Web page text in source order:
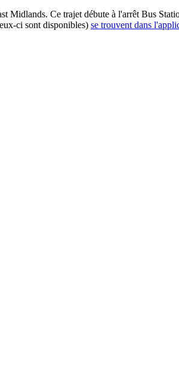
Midlands. Ce trajet débute à l'arrêt Bus
ci sont disponibles) se trouvent dans